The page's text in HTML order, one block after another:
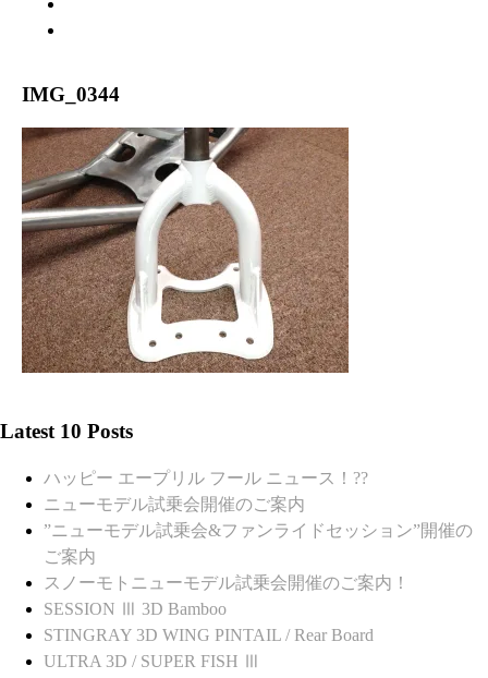
IMG_0344
Latest 10 Posts
ハッピー エープリル フール ニュース！??
ニューモデル試乗会開催のご案内
”ニューモデル試乗会&ファンライドセッション”開催の
ご案内
スノーモトニューモデル試乗会開催のご案内！
SESSION Ⅲ 3D Bamboo
STINGRAY 3D WING PINTAIL / Rear Board
ULTRA 3D / SUPER FISH Ⅲ